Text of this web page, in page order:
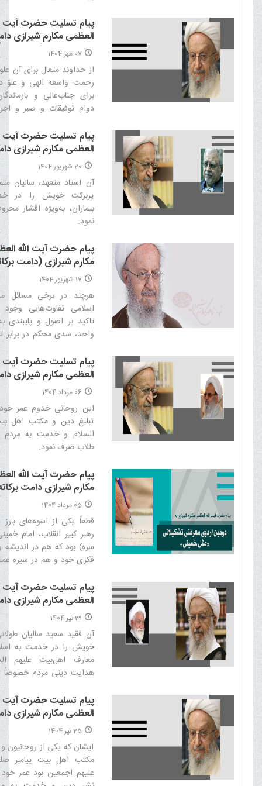
پیام تسلیت حضرت آیت
العظمی مکارم شیرازی
برکاته درپی درگذشت
مکرّمه حضرت آیت الله
دامت برکاته
07 مهر 1404
از خداوند متعال برای آن
رحمت واسعه الهی و علوّ
برای جناب‌عالی و
دوام توفیقات و صبر و
پیام تسلیت حضرت آیت
العظمی مکارم شیرازی
برکاته در پی درگذشت
دکتر غلامرضا باهر
20 شهریور 1404
آن استاد متعهد، سالیان
پربرکت خویش را در
بیماران، به‌ویژه اقشار
نمود. ‌
پیام حضرت آیت الله
مکارم شیرازی (دامت
سی و نهمین کنفرانس
وحدت اسلامی
17 شهریور 1404
هرچند در برخی مسائل
اسلامی تفاوت‌هایی وجود
تاکید بر اصول و پایبندی
واحد، سدی محکم در برابر
پیام تسلیت حضرت آیت
العظمی مکارم شیرازی
برکاته در پی رحلت
والمسلمین علی موحد
06 مرداد 1404
این روحانی خدوم عمر
تبلیغ دین و مکتب اهل
السلام و خدمت به مردم
طلاب صرف نمود.‌
پیام حضرت آیت الله
مکارم شیرازی دامت
دومین اردوی معرفتی
«مثل خمینی»
05 مرداد 1404
قطعاً یکی از اسوه‌های بارز
رهبر کبیر انقلاب، امام
سره) بود که هم در اندیشه
فکری خود و هم در سیره
هست‌
پیام تسلیت حضرت آیت
العظمی مکارم شیرازی
برکاته در پی درگذشت
الاسلام والمسلمین حاج
غلامعلی نعیم آبادی
31 تیر 1404
آن فقید سعید سالیان
خویش را در خدمت به
معارف اهل‌بیت علیهم
هدایت دینی مردم خصوصاً
از خود برجای گذاشت‌
پیام تسلیت حضرت آیت
العظمی مکارم شیرازی
برکاته در پی شهادت
جناب حجت الاسلام
شیخ رسول شحود
25 تیر 1404
ایشان که یکی از روحانیون
مکتب اهل بیت پیامبر
علیهم اجمعین بود عمر